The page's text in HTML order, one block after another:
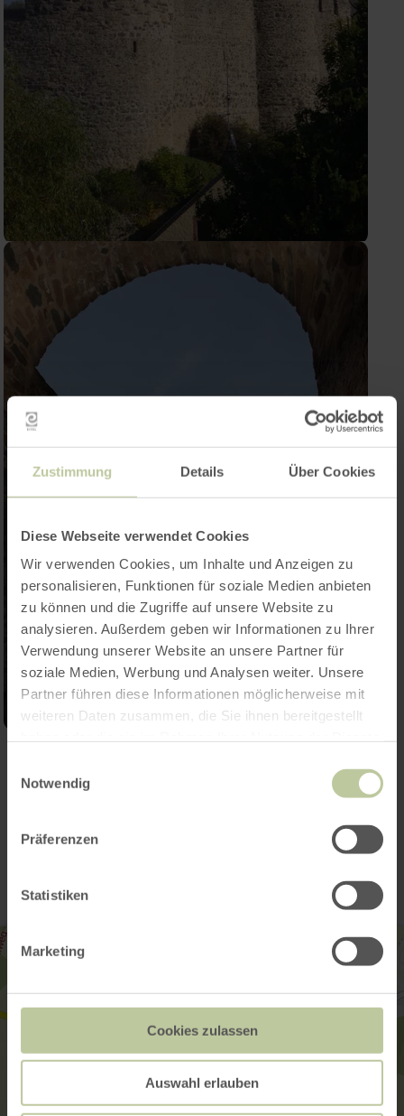
Zustimmung Details Über Cookies
Diese Webseite verwendet Cookies
Wir verwenden Cookies, um Inhalte und Anzeigen zu
personalisieren, Funktionen für soziale Medien anbieten
zu können und die Zugriffe auf unsere Website zu
analysieren. Außerdem geben wir Informationen zu Ihrer
Verwendung unserer Website an unsere Partner für
soziale Medien, Werbung und Analysen weiter. Unsere
Partner führen diese Informationen möglicherweise mit
weiteren Daten zusammen, die Sie ihnen bereitgestellt
Notwendig
Präferenzen
Statistiken
Marketing
Cookies zulassen
Auswahl erlauben
Contact